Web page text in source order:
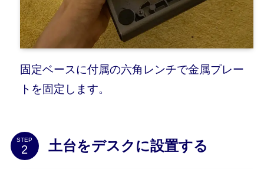
固定ベースに付属の六角レンチで金属プレー
トを固定します。
STEP 土台をデスクに設置する